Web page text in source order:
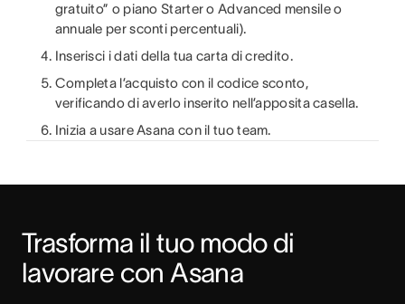
gratuito” o piano Starter o Advanced mensile o
annuale per sconti percentuali).
Inserisci i dati della tua carta di credito.
Completa l’acquisto con il codice sconto,
verificando di averlo inserito nell’apposita casella.
Inizia a usare Asana con il tuo team.
Trasforma il tuo modo di
lavorare con Asana